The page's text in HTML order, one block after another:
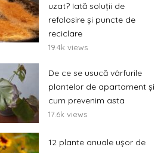
uzat? Iată soluții de
refolosire și puncte de
reciclare
19.4k views
De ce se usucă vârfurile
plantelor de apartament și
cum prevenim asta
17.6k views
12 plante anuale ușor de